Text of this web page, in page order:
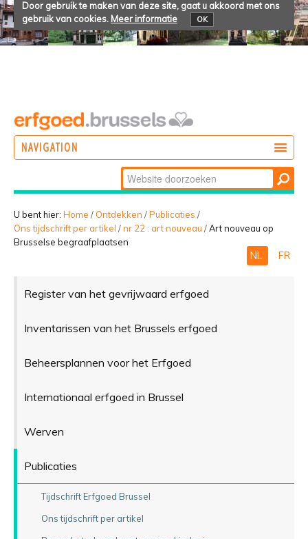
Door gebruik te maken van deze site, gaat u akkoord met ons
gebruik van cookies. Meer informatie OK
NAVIGATION
BELEVEN
Zoek
Geavanceerd
zoeken...
U bent hier: Home / Ontdekken /Publicaties /
Ons tijdschrift per artikel /nr 22 : art nouveau /Art nouveau op
Brusselse begraafplaatsen
NL FR
Register van het gevrijwaard erfgoed
Inventarissen van het Brussels erfgoed
Beheersplannen voor het Erfgoed
Internationaal erfgoed in Brussel
Werven
Publicaties
Tijdschrift Erfgoed Brussel
Ons tijdschrift per artikel